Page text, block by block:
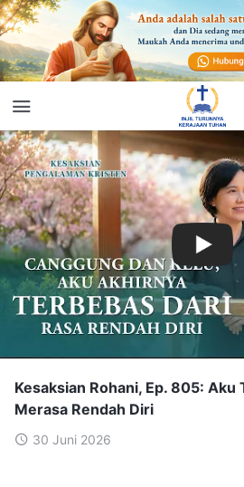
Kesaksian Rohani, Ep. 805: Aku
Merasa Rendah Diri
30 Juni 2026